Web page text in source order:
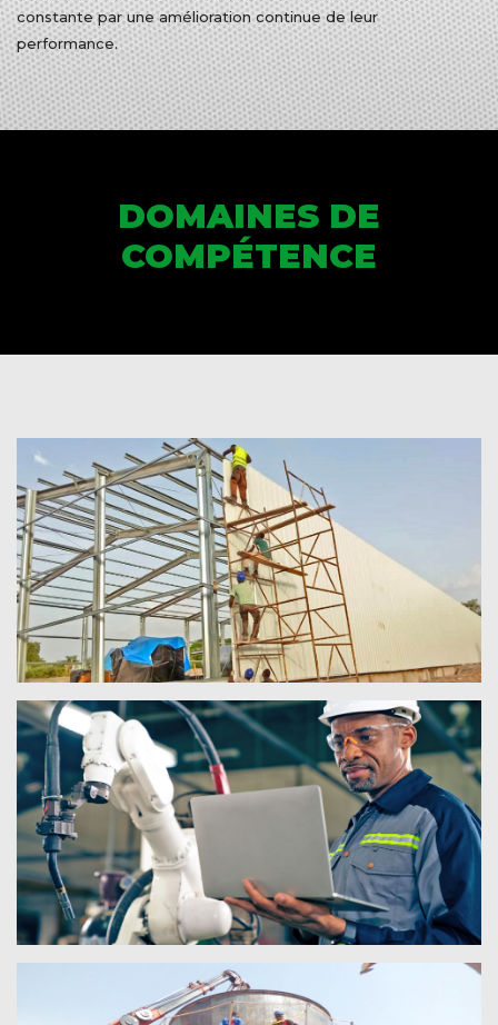
constante par une amélioration continue de leur
performance.
DOMAINES DE
COMPÉTENCE